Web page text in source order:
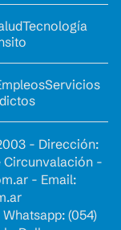
Tecnología
Servicios
- Dirección:
Circunvalación -
- Email:
Whatsapp: (054)